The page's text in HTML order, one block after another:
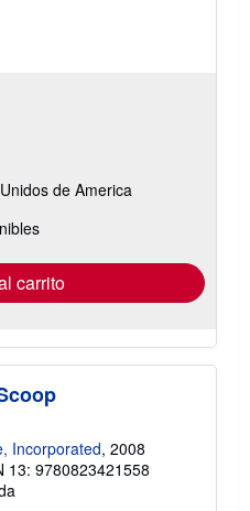
de America
carrito
Incorporated, 2008
13: 9780823421558